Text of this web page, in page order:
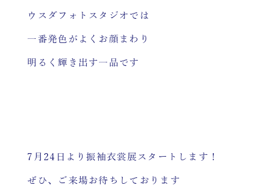
ウスダフォトスタジオでは
一番発色がよくお顔まわり
明るく輝き出す一品です
7月24日より振袖衣裳展スタートします！
ぜひ、ご来場お待ちしております